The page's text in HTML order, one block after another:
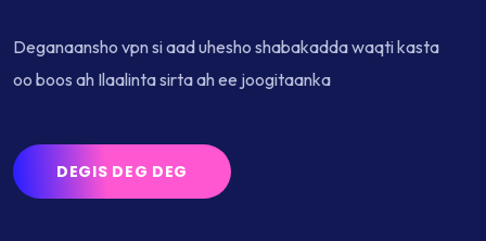
Deganaansho vpn si aad uhesho shabakadda waqti kasta
oo boos ah Ilaalinta sirta ah ee joogitaanka
DEGIS DEG DEG